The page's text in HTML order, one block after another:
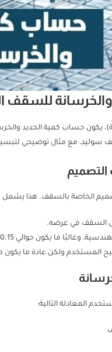
للسقف
يكون حساب كمية الحديد
سوليد، مع مثال توضيحي
الخاصة بالسقف. هذا يشمل
السقف في عرضه.
حوالي 0.15 متر (15 سم) للسقوف السوليد.
عادة ما يكون متوسط كثافة الحديد
المعادلة التالية: